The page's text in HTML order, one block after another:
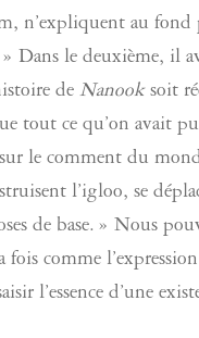
n’expliquent au fond
Dans le deuxième, il
deNanooksoit
tout ce qu’on avait
le comment du
l’igloo, se
de base. » Nous
comme
l’essence d’une